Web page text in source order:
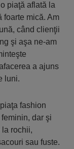
piaţă aflată la
foarte mică. Am
când clienţii
şi aşa ne-am
a ajuns
luni.
fashion
dar şi
la rochii,
sau fuste.